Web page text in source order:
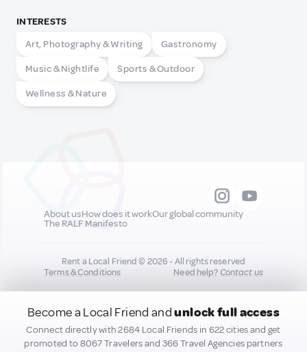
INTERESTS
Art, Photography & Writing
Gastronomy
Music & Nightlife Sports & Outdoor
Wellness & Nature
Become a Local Friend andunlock full access
Connect directly with 2684 Local Friends in 622 cities and get
promoted to 8067 Travelers and 366 Travel Agencies partners
About usHow does it workOur global community
The RALF Manifesto
Rent a Local Friend © 2026 - All rights reserved
Terms & Conditions
Need help?Contact us
All new quality content you add to your profile may